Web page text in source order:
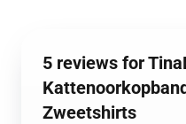
5 reviews for
Zweetshirts